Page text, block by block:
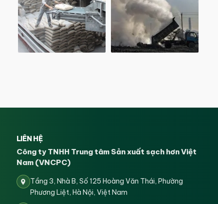
LIÊN HỆ
Công ty TNHH Trung tâm Sản xuất sạch hơn Việt
Nam (VNCPC)
Tầng 3, Nhà B, Số 125 Hoàng Văn Thái, Phường
Phương Liệt, Hà Nội, Việt Nam